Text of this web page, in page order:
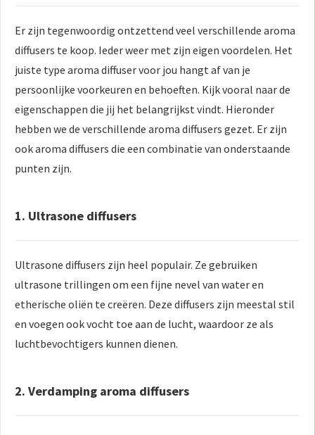
Er zijn tegenwoordig ontzettend veel verschillende aroma
diffusers te koop. Ieder weer met zijn eigen voordelen. Het
juiste type aroma diffuser voor jou hangt af van je
persoonlijke voorkeuren en behoeften. Kijk vooral naar de
eigenschappen die jij het belangrijkst vindt. Hieronder
hebben we de verschillende aroma diffusers gezet. Er zijn
ook aroma diffusers die een combinatie van onderstaande
punten zijn.
1. Ultrasone diffusers
Ultrasone diffusers zijn heel populair. Ze gebruiken
ultrasone trillingen om een fijne nevel van water en
etherische oliën te creëren. Deze diffusers zijn meestal stil
en voegen ook vocht toe aan de lucht, waardoor ze als
luchtbevochtigers kunnen dienen.
2. Verdamping aroma diffusers